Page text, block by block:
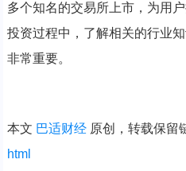
多个知名的交易所上市，为用
投资过程中，了解相关的行业
非常重要。
本文 巴适财经原创，转载保留
html